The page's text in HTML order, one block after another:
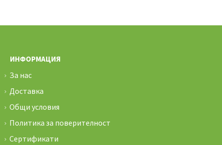
ИНФОРМАЦИЯ
За нас
Доставка
Общи условия
Политика за поверителност
Сертификати